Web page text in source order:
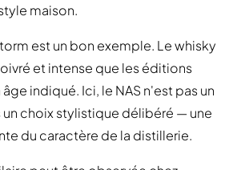
maison.
est un bon exemple. Le whisky
et intense que les éditions
indiqué. Ici, le NAS n'est pas un
choix stylistique délibéré — une
du caractère de la distillerie.